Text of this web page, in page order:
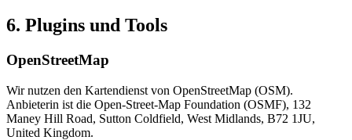
6. Plugins und Tools
OpenStreetMap
Wir nutzen den Kartendienst von OpenStreetMap (OSM).
Anbieterin ist die Open-Street-Map Foundation (OSMF), 132
Maney Hill Road, Sutton Coldfield, West Midlands, B72 1JU,
United Kingdom.